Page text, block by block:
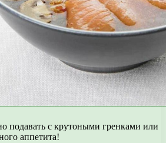
подавать с крутоными гренками или
аппетита!